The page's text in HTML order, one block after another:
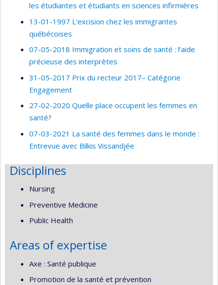
les étudiantes et étudiants en sciences infirmières
13-01-1997 L'excision chez les immigrantes
québécoises
07-05-2018 Immigration et soins de santé : l’aide
précieuse des interprètes
31-05-2017 Prix du recteur 2017– Catégorie
Engagement
27-02-2020 Quelle place occupent les femmes en
santé?
07-03-2021 La santé des femmes dans le monde :
Entrevue avec Bilkis Vissandjée
Disciplines
Nursing
Preventive Medicine
Public Health
Areas of expertise
Axe : Santé publique
Promotion de la santé et prévention